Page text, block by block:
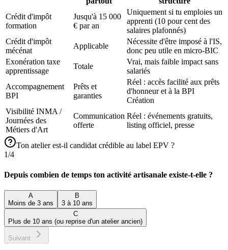
Crédit d'impôt
formation
Jusqu'à 15 000
€ par an
Uniquement si tu emploies un
apprenti (10 pour cent des
salaires plafonnés)
Crédit d'impôt
mécénat
Applicable
Nécessite d'être imposé à l'IS,
donc peu utile en micro-BIC
Exonération taxe
apprentissage
Totale
Vrai, mais faible impact sans
salariés
Accompagnement
BPI
Prêts et
garanties
Réel : accès facilité aux prêts
d'honneur et à la BPI
Création
Visibilité INMA /
Journées des
Métiers d'Art
Communication
offerte
Réel : événements gratuits,
listing officiel, presse
Ton atelier est-il candidat crédible au label EPV ?
1/4
Depuis combien de temps ton activité artisanale existe-t-elle ?
A
Moins de 3 ans
B
3 à 10 ans
C
Plus de 10 ans (ou reprise d'un atelier ancien)
Suivant